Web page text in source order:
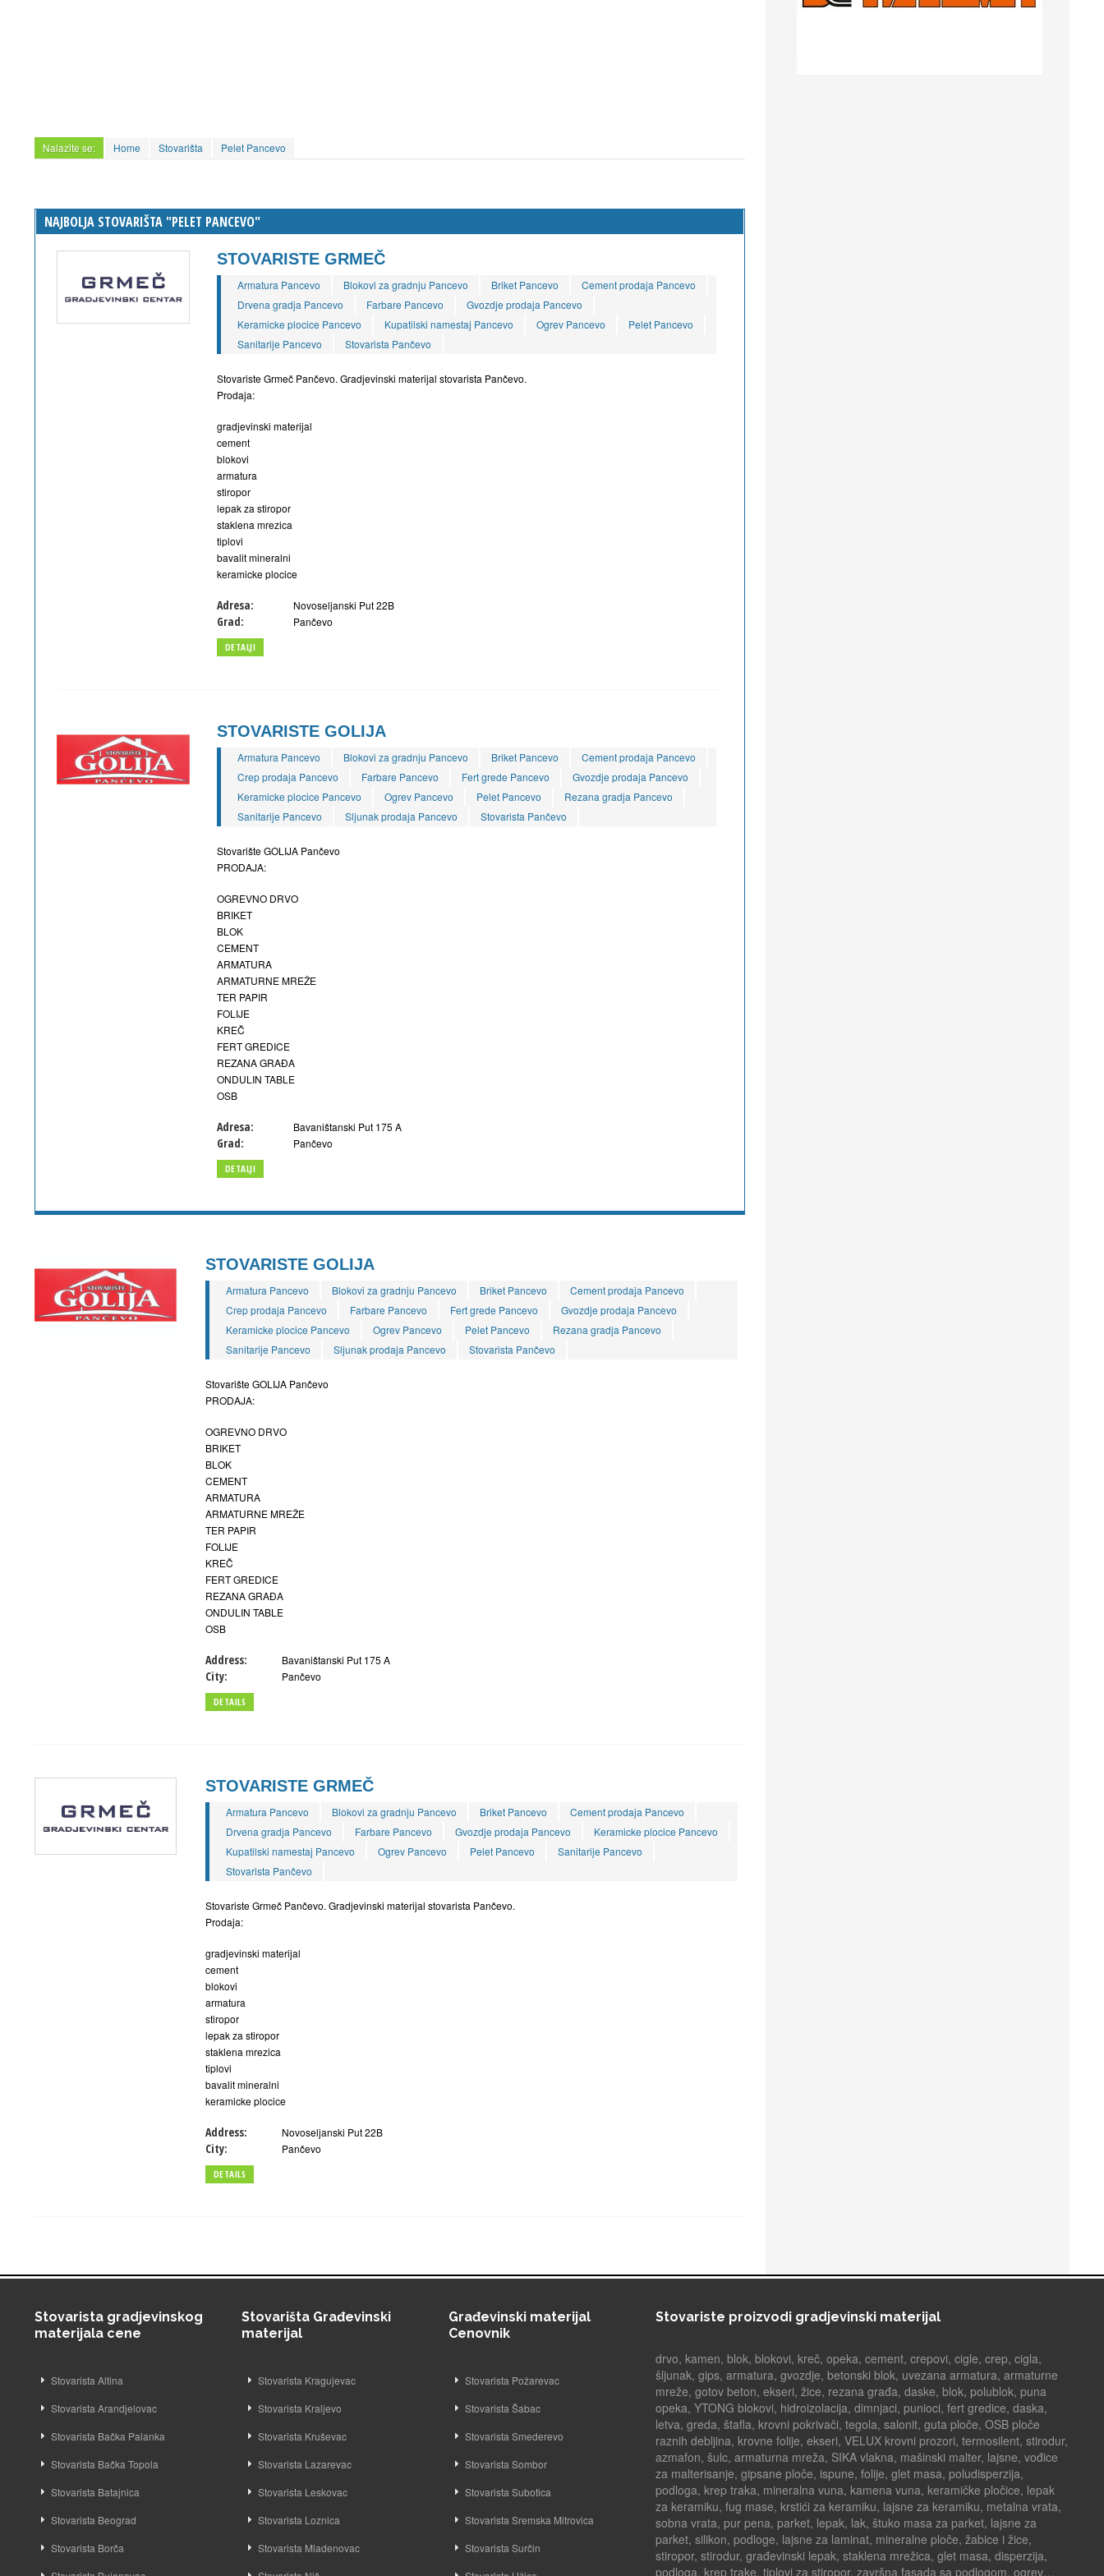
Nalazite se: Home Stovarišta Pelet Pancevo
NAJBOLJA STOVARIŠTA "PELET PANCEVO"
STOVARISTE GRMEČ
Armatura Pancevo Blokovi za gradnju Pancevo Briket Pancevo
Cement prodaja Pancevo
Drvena gradja Pancevo
Farbare Pancevo
Gvozdje prodaja Pancevo
Keramicke plocice Pancevo
Kupatilski namestaj Pancevo Ogrev Pancevo
Pelet Pancevo
Sanitarije Pancevo
Stovarista Pančevo
Stovariste Grmeč Pančevo. Gradjevinski materijal stovarista Pančevo.
Prodaja:
gradjevinski materijal
cement
blokovi
armatura
stiropor
lepak za stiropor
staklena mrezica
tiplovi
bavalit mineralni
keramicke plocice
Adresa: Novoseljanski Put 22B
Grad: Pančevo
DETALJI
STOVARISTE GOLIJA
Armatura Pancevo Blokovi za gradnju Pancevo Briket Pancevo
Cement prodaja Pancevo
Crep prodaja Pancevo
Farbare Pancevo Fert grede Pancevo
Gvozdje prodaja Pancevo
Keramicke plocice Pancevo
Ogrev Pancevo Pelet Pancevo
Rezana gradja Pancevo
Sanitarije Pancevo
Sljunak prodaja Pancevo Stovarista Pančevo
Stovarište GOLIJA Pančevo
PRODAJA:
OGREVNO DRVO
BRIKET
BLOK
CEMENT
ARMATURA
ARMATURNE MREŽE
TER PAPIR
FOLIJE
KREČ
FERT GREDICE
REZANA GRAĐA
ONDULIN TABLE
OSB
Adresa: Bavaništanski Put 175 A
Grad: Pančevo
DETALJI
STOVARISTE GOLIJA
Armatura Pancevo Blokovi za gradnju Pancevo Briket Pancevo
Cement prodaja Pancevo
Crep prodaja Pancevo
Farbare Pancevo Fert grede Pancevo
Gvozdje prodaja Pancevo
Keramicke plocice Pancevo
Ogrev Pancevo Pelet Pancevo
Rezana gradja Pancevo
Sanitarije Pancevo
Sljunak prodaja Pancevo Stovarista Pančevo
Stovarište GOLIJA Pančevo
PRODAJA:
OGREVNO DRVO
BRIKET
BLOK
CEMENT
ARMATURA
ARMATURNE MREŽE
TER PAPIR
FOLIJE
KREČ
FERT GREDICE
REZANA GRAĐA
ONDULIN TABLE
OSB
Address: Bavaništanski Put 175 A
City: Pančevo
DETAILS
STOVARISTE GRMEČ
Armatura Pancevo Blokovi za gradnju Pancevo Briket Pancevo
Cement prodaja Pancevo
Drvena gradja Pancevo
Farbare Pancevo Gvozdje prodaja Pancevo
Keramicke plocice Pancevo
Kupatilski namestaj Pancevo
Ogrev Pancevo Pelet Pancevo
Sanitarije Pancevo
Stovarista Pančevo
Stovariste Grmeč Pančevo. Gradjevinski materijal stovarista Pančevo.
Prodaja:
gradjevinski materijal
cement
blokovi
armatura
stiropor
lepak za stiropor
staklena mrezica
tiplovi
bavalit mineralni
keramicke plocice
Address: Novoseljanski Put 22B
City: Pančevo
DETAILS
Stovarista gradjevinskog
materijala cene
Stovarista Altina
Stovarista Arandjelovac
Stovarista Bačka Palanka
Stovarista Bačka Topola
Stovarista Batajnica
Stovarista Beograd
Stovarista Borča
Stovarišta Građevinski
materijal
Stovarista Kragujevac
Stovarista Kraljevo
Stovarista Kruševac
Stovarista Lazarevac
Stovarista Leskovac
Stovarista Loznica
Stovarista Mladenovac
Građevinski materijal
Cenovnik
Stovarista Požarevac
Stovarista Šabac
Stovarista Smederevo
Stovarista Sombor
Stovarista Subotica
Stovarista Sremska Mitrovica
Stovarista Surčin
Stovariste proizvodi gradjevinski materijal
drvo, kamen, blok, blokovi, kreč, opeka, cement, crepovi, cigle, crep, cigla,
šljunak, gips, armatura, gvozdje, betonski blok, uvezana armatura, armaturne
mreže, gotov beton, ekseri, žice, rezana građa, daske, blok, polublok, puna
opeka, YTONG blokovi, hidroizolacija, dimnjaci, punioci, fert gredice, daska,
letva, greda, štafla, krovni pokrivači, tegola, salonit, guta ploče, OSB ploče
raznih debljina, krovne folije, ekseri, VELUX krovni prozori, termosilent, stirodur,
azmafon, šulc, armaturna mreža, SIKA vlakna, mašinski malter, lajsne, vođice
za malterisanje, gipsane ploče, ispune, folije, glet masa, poludisperzija,
podloga, krep traka, mineralna vuna, kamena vuna, keramičke pločice, lepak
za keramiku, fug mase, krstići za keramiku, lajsne za keramiku, metalna vrata,
sobna vrata, pur pena, parket, lepak, lak, štuko masa za parket, lajsne za
parket, silikon, podloge, lajsne za laminat, mineralne ploče, žabice i žice,
stiropor, stirodur, građevinski lepak, staklena mrežica, glet masa, disperzija,
podloga, krep trake, tiplovi za stiropor, završna fasada sa podlogom, ogrev…